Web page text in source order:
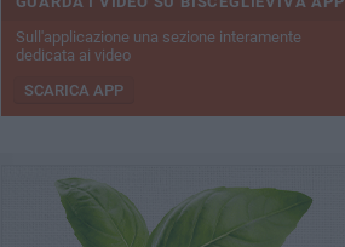
Sull'applicazione una sezione interamente
dedicata ai video
SCARICA APP